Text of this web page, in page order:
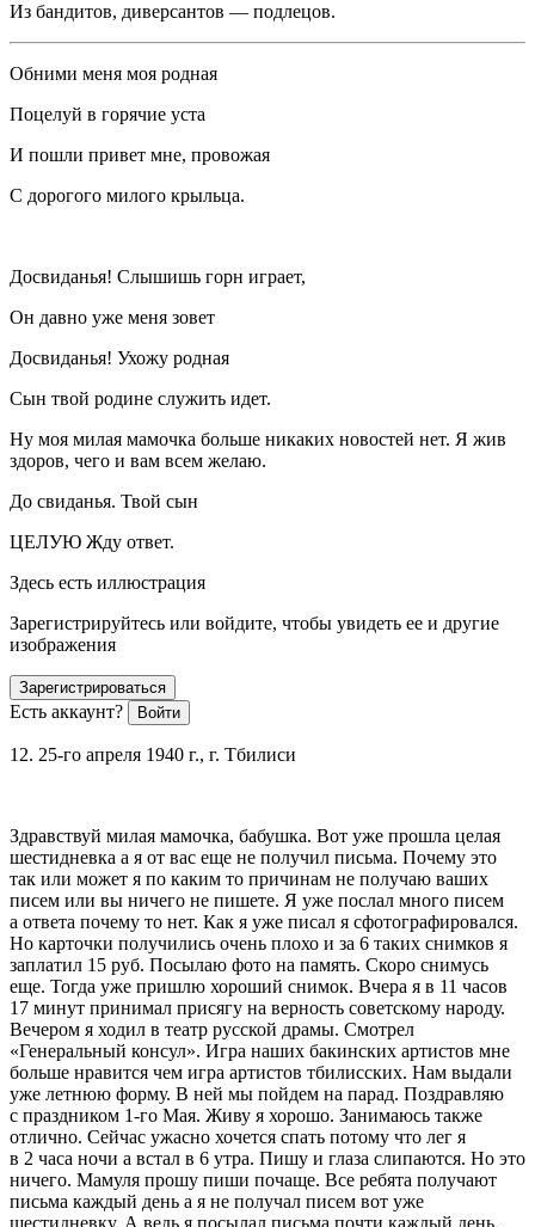
Из бандитов, диверсантов — подлецов.
Обними меня моя родная
Поцелуй в горячие уста
И пошли привет мне, провожая
С дорогого милого крыльца.
Досвиданья! Слышишь горн играет,
Он давно уже меня зовет
Досвиданья! Ухожу родная
Сын твой родине служить идет.
Ну моя милая мамочка больше никаких новостей нет. Я жив
здоров, чего и вам всем желаю.
До свиданья. Твой сын
ЦЕЛУЮ Жду ответ.
Здесь есть иллюстрация
Зарегистрируйтесь или войдите, чтобы увидеть ее и другие
изображения
Зарегистрироваться
Есть аккаунт? Войти
12. 25-го апреля 1940 г., г. Тбилиси
Здравствуй милая мамочка, бабушка. Вот уже прошла целая
шестидневка а я от вас еще не получил письма. Почему это
так или может я по каким то причинам не получаю ваших
писем или вы ничего не пишете. Я уже послал много писем
а ответа почему то нет. Как я уже писал я сфотографировался.
Но карточки получились очень плохо и за 6 таких снимков я
заплатил 15 руб. Посылаю фото на память. Скоро снимусь
еще. Тогда уже пришлю хороший снимок. Вчера я в 11 часов
17 минут принимал присягу на верность советскому народу.
Вечером я ходил в театр русской драмы. Смотрел
«Генеральный консул». Игра наших бакинских артистов мне
больше нравится чем игра артистов тбилисских. Нам выдали
уже летнюю форму. В ней мы пойдем на парад. Поздравляю
с праздником 1-го Мая. Живу я хорошо. Занимаюсь также
отлично. Сейчас ужасно хочется спать потому что лег я
в 2 часа ночи а встал в 6 утра. Пишу и глаза слипаются. Но это
ничего. Мамуля прошу пиши почаще. Все ребята получают
письма каждый день а я не получал писем вот уже